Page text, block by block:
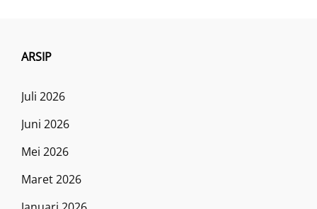
ARSIP
Juli 2026
Juni 2026
Mei 2026
Maret 2026